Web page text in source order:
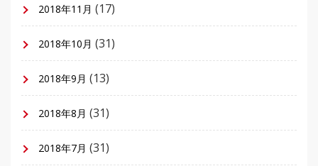
2018年11月 (17)
2018年10月 (31)
2018年9月 (13)
2018年8月 (31)
2018年7月 (31)